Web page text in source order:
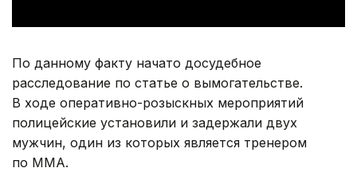
По данному факту начато досудебное
расследование по статье о вымогательстве.
В ходе оперативно-розыскных мероприятий
полицейские установили и задержали двух
мужчин, один из которых является тренером
по ММА.